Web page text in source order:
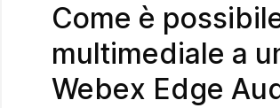
Come è
multimediale a
Webex Edge